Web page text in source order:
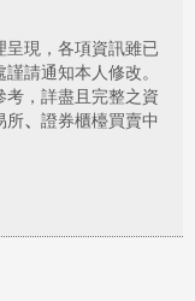
現，各項資訊雖已
請通知本人修改。
，詳盡且完整之資
所、 證券櫃檯買賣中